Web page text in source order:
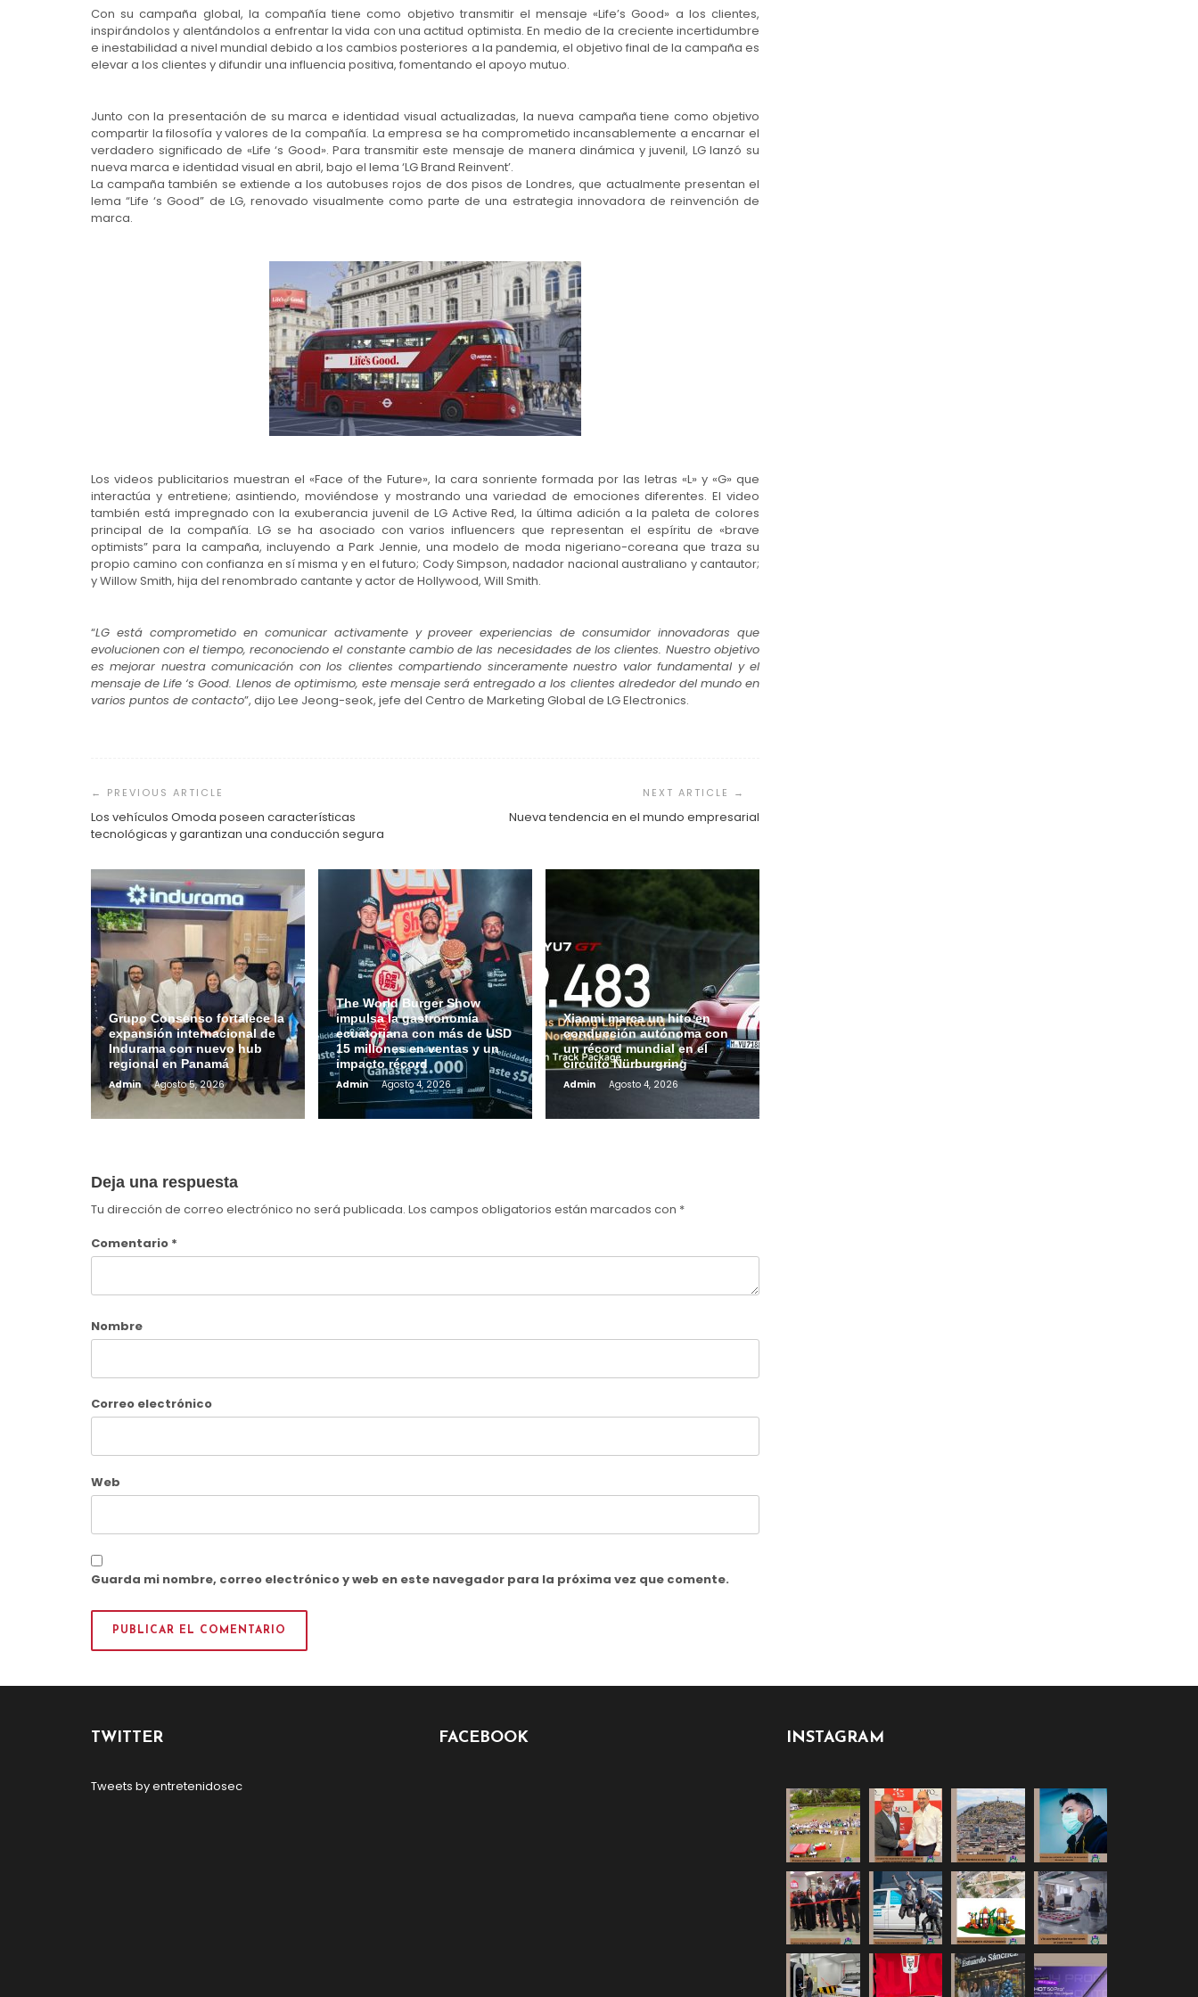
Con su campaña global, la compañía tiene como objetivo transmitir el mensaje «Life’s Good» a los clientes,
inspirándolos y alentándolos a enfrentar la vida con una actitud optimista. En medio de la creciente incertidumbre
e inestabilidad a nivel mundial debido a los cambios posteriores a la pandemia, el objetivo final de la campaña es
elevar a los clientes y difundir una influencia positiva, fomentando el apoyo mutuo.
Junto con la presentación de su marca e identidad visual actualizadas, la nueva campaña tiene como objetivo
compartir la filosofía y valores de la compañía. La empresa se ha comprometido incansablemente a encarnar el
verdadero significado de «Life ‘s Good». Para transmitir este mensaje de manera dinámica y juvenil, LG lanzó su
nueva marca e identidad visual en abril, bajo el lema ‘LG Brand Reinvent’.
La campaña también se extiende a los autobuses rojos de dos pisos de Londres, que actualmente presentan el
lema “Life ‘s Good” de LG, renovado visualmente como parte de una estrategia innovadora de reinvención de
marca.
Los videos publicitarios muestran el «Face of the Future», la cara sonriente formada por las letras «L» y «G» que
interactúa y entretiene; asintiendo, moviéndose y mostrando una variedad de emociones diferentes. El video
también está impregnado con la exuberancia juvenil de LG Active Red, la última adición a la paleta de colores
principal de la compañía. LG se ha asociado con varios influencers que representan el espíritu de «brave
optimists” para la campaña, incluyendo a Park Jennie, una modelo de moda nigeriano-coreana que traza su
propio camino con confianza en sí misma y en el futuro; Cody Simpson, nadador nacional australiano y cantautor;
y Willow Smith, hija del renombrado cantante y actor de Hollywood, Will Smith.
“LG está comprometido en comunicar activamente y proveer experiencias de consumidor innovadoras que
evolucionen con el tiempo, reconociendo el constante cambio de las necesidades de los clientes. Nuestro objetivo
es mejorar nuestra comunicación con los clientes compartiendo sinceramente nuestro valor fundamental y el
mensaje de Life ‘s Good. Llenos de optimismo, este mensaje será entregado a los clientes alrededor del mundo en
varios puntos de contacto”, dijo Lee Jeong-seok, jefe del Centro de Marketing Global de LG Electronics.
de
entradas
Los vehículos Omoda poseen características
tecnológicas y garantizan una conducción segura
Nueva tendencia en el mundo empresarial
Grupo Consenso fortalece la
expansión internacional de
Indurama con nuevo hub
regional en Panamá
Admin Agosto 5, 2026
The World Burger Show
impulsa la gastronomía
ecuatoriana con más de USD
15 millones en ventas y un
impacto récord
Admin Agosto 4, 2026
Xiaomi marca un hito en
conducción autónoma con
un récord mundial en el
circuito Nürburgring
Admin Agosto 4, 2026
Deja una respuesta
Tu dirección de correo electrónico no será publicada. Los campos obligatorios están marcados con *
Comentario *
Nombre
Correo electrónico
Web
Guarda mi nombre, correo electrónico y web en este navegador para la próxima vez que comente.
TWITTER
Tweets by entretenidosec
FACEBOOK INSTAGRAM